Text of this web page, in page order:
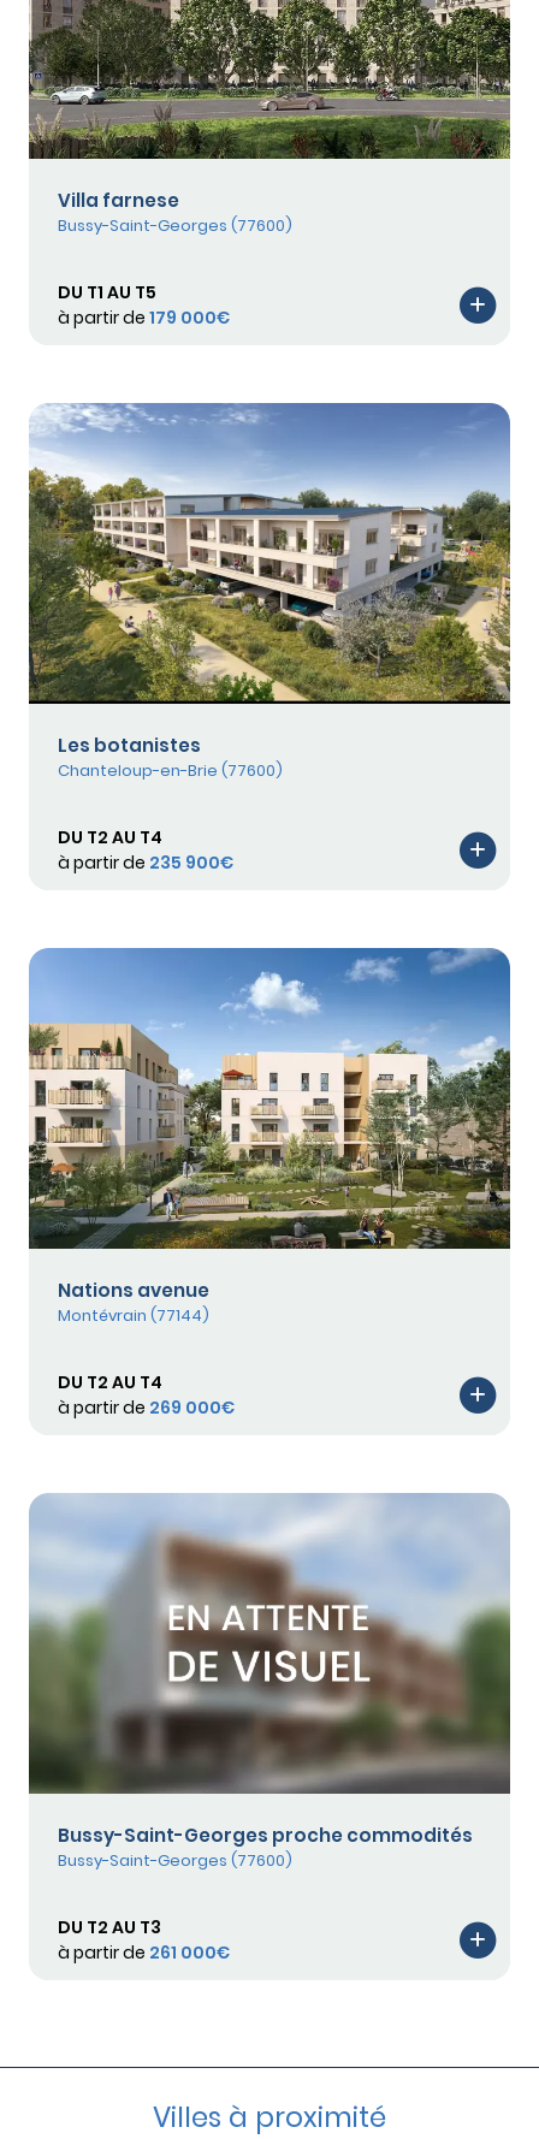
Villa farnese
Bussy-Saint-Georges (77600)
DU T1 AU T5
à partir de 179 000€
Les botanistes
Chanteloup-en-Brie (77600)
DU T2 AU T4
à partir de 235 900€
Nations avenue
Montévrain (77144)
DU T2 AU T4
à partir de 269 000€
Bussy-Saint-Georges proche commodités
Bussy-Saint-Georges (77600)
DU T2 AU T3
à partir de 261 000€
Villes à proximité